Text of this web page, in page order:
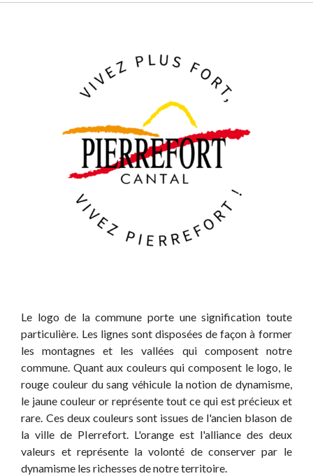
Le logo de la commune porte une signification toute
particulière. Les lignes sont disposées de façon à former
les montagnes et les vallées qui composent notre
commune. Quant aux couleurs qui composent le logo, le
rouge couleur du sang véhicule la notion de dynamisme,
le jaune couleur or représente tout ce qui est précieux et
rare. Ces deux couleurs sont issues de l'ancien blason de
la ville de PIerrefort. L'orange est l'alliance des deux
valeurs et représente la volonté de conserver par le
dynamisme les richesses de notre territoire.